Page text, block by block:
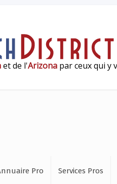
et de l'Arizona par ceux qui y
Pro Services Pros